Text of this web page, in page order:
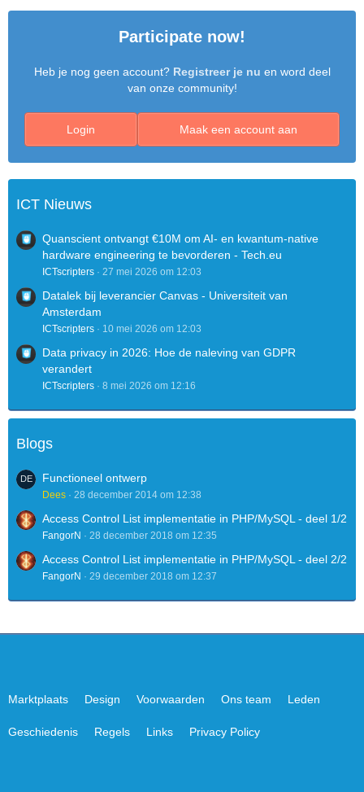
Participate now!
Heb je nog geen account? Registreer je nu en word deel
van onze community!
Maak een account aan
Login
ICT Nieuws
Quanscient ontvangt €10M om AI- en kwantum-native
hardware engineering te bevorderen - Tech.eu
ICTscripters 27 mei 2026 om 12:03
Datalek bij leverancier Canvas - Universiteit van
Amsterdam
ICTscripters 10 mei 2026 om 12:03
Data privacy in 2026: Hoe de naleving van GDPR
verandert
ICTscripters 8 mei 2026 om 12:16
Blogs
Functioneel ontwerp
Dees 28 december 2014 om 12:38
Access Control List implementatie in PHP/MySQL - deel 1/2
FangorN 28 december 2018 om 12:35
Access Control List implementatie in PHP/MySQL - deel 2/2
FangorN 29 december 2018 om 12:37
Marktplaats Design Voorwaarden Ons team Leden
Geschiedenis Regels Links Privacy Policy